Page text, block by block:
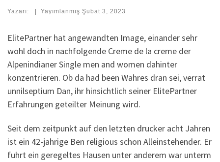
Yazarı: | Yayımlanmış Şubat 3, 2023
ElitePartner hat angewandten Image, einander sehr
wohl doch in nachfolgende Creme de la creme der
Alpenindianer Single men and women dahinter
konzentrieren. Ob da had been Wahres dran sei, verrat
unnilseptium Dan, ihr hinsichtlich seiner ElitePartner
Erfahrungen geteilter Meinung wird.
Seit dem zeitpunkt auf den letzten drucker acht Jahren
ist ein 42-jahrige Ben religious schon Alleinstehender. Er
fuhrt ein geregeltes Hausen unter anderem war unterm